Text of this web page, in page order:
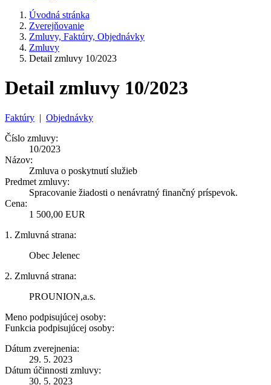
Úvodná stránka
Zverejňovanie
Zmluvy, Faktúry, Objednávky
Zmluvy
Detail zmluvy 10/2023
Detail zmluvy 10/2023
Faktúry | Objednávky
Číslo zmluvy:
10/2023
Názov:
Zmluva o poskytnutí služieb
Predmet zmluvy:
Spracovanie žiadosti o nenávratný finančný príspevok.
Cena:
1 500,00 EUR
1. Zmluvná strana:
Obec Jelenec
2. Zmluvná strana:
PROUNION,a.s.
Meno podpisujúcej osoby:
Funkcia podpisujúcej osoby:
Dátum zverejnenia:
29. 5. 2023
Dátum účinnosti zmluvy:
30. 5. 2023